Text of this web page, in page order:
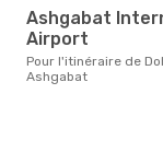
Ashgabat International
Airport
Pour l'itinéraire de Doha à
Ashgabat